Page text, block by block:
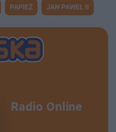
PAPIEŻ JAN PAWEŁ II
Radio Online